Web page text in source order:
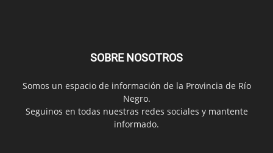
SOBRE NOSOTROS
Somos un espacio de información de la Provincia de Río
Negro.
Seguinos en todas nuestras redes sociales y mantente
informado.